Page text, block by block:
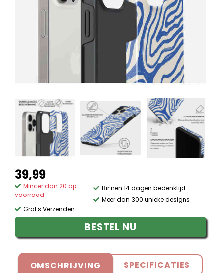
39,99
Minder dan 20 op
voorraad
Gratis Verzenden
Binnen 14 dagen bedenktijd
Meer dan 300 unieke designs
BESTEL NU
OMSCHRIJVING SPECIFICATIES